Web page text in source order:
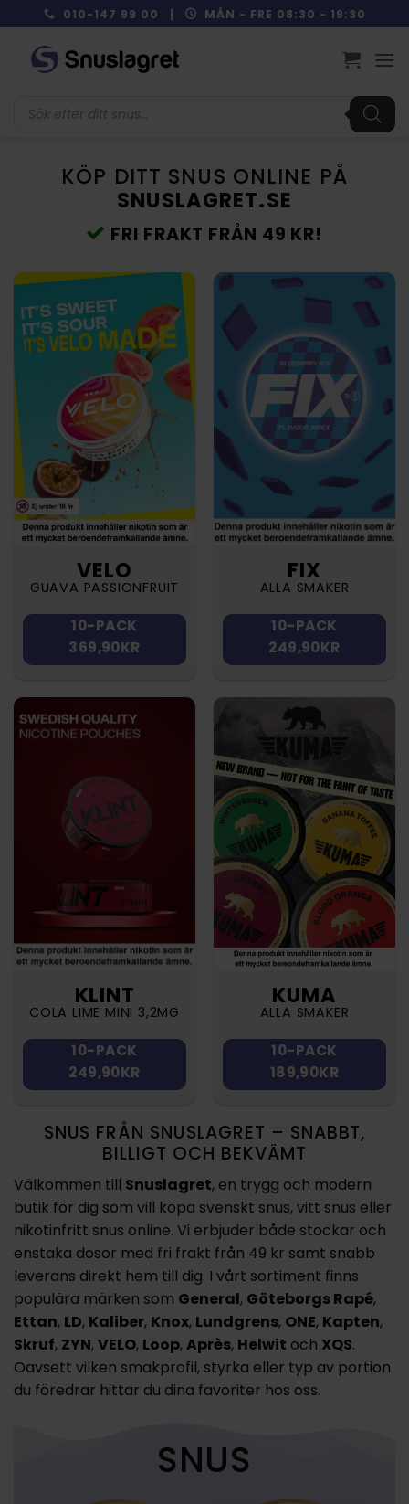
to
content
010-147 99 00 | MÅN - FRE 08:30 - 19:30
KÖP DITT SNUS ONLINE PÅ
SNUSLAGRET.SE
FRI FRAKT FRÅN 49 KR!
VELO
GUAVA PASSIONFRUIT
10-PACK
369,90KR
FIX
ALLA SMAKER
10-PACK
249,90KR
KLINT
COLA LIME MINI 3,2MG
10-PACK
249,90KR
KUMA
ALLA SMAKER
10-PACK
189,90KR
SNUS FRÅN SNUSLAGRET – SNABBT,
BILLIGT OCH BEKVÄMT
Välkommen till Snuslagret, en trygg och modern
butik för dig som vill köpa svenskt snus, vitt snus eller
nikotinfritt snus online. Vi erbjuder både stockar och
enstaka dosor med fri frakt från 49 kr samt snabb
leverans direkt hem till dig. I vårt sortiment finns
populära märken som General, Göteborgs Rapé,
Ettan, LD, Kaliber, Knox, Lundgrens, ONE, Kapten,
Skruf, ZYN, VELO, Loop, Après, Helwit och XQS.
Oavsett vilken smakprofil, styrka eller typ av portion
du föredrar hittar du dina favoriter hos oss.
SNUS